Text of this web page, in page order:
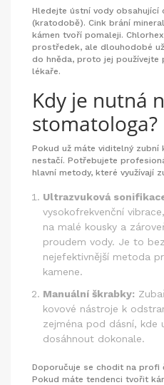
Hledejte ústní vody obsahující
(kratodobě). Cink brání
kámen tvoří pomaleji.
prostředek, ale dlouhodobé
do hněda, proto jej používejte
lékaře.
Kdy je nutná
stomatologa?
Pokud už máte viditelný zubní
nestačí. Potřebujete
hlavní metody, které využívají
Ultrazvuková
vysokofrekvenční
na malé kousky a
proudem vody. Je to
nejefektivnější metoda
kamene.
Manuální škrabky:
kovové nástroje k
zejména pod dásní, kde
dosáhnout dokonale.
Doporučuje se chodit na profi
Pokud máte tendenci tvořit